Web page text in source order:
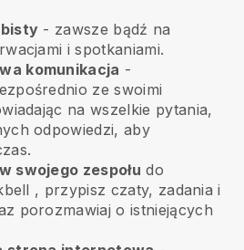
- zawsze bądź na
i spotkaniami.
komunikacja -
ze swoimi
na wszelkie pytania,
odpowiedzi, aby
swojego zespołu do
, przypisz czaty, zadania i
porozmawiaj o istniejących